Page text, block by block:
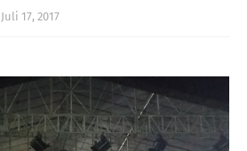
17, 2017